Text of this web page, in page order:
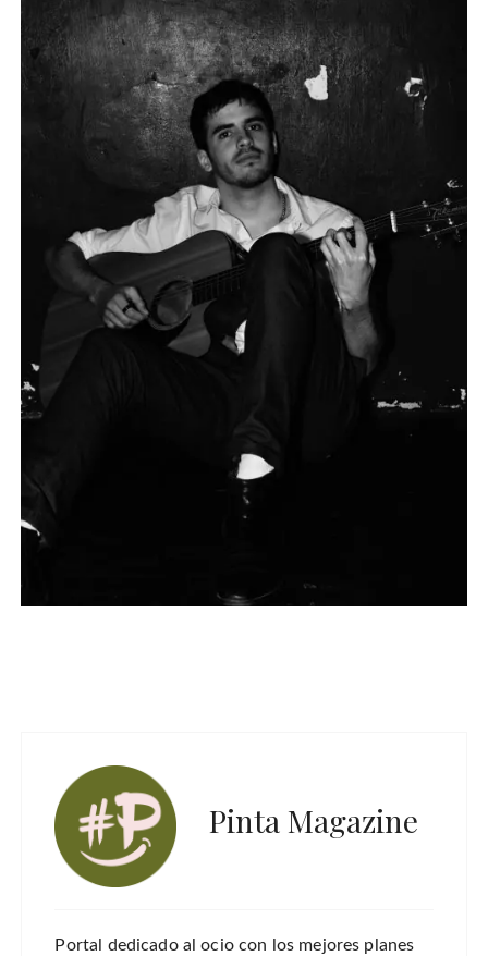
Pinta Magazine
Portal dedicado al ocio con los mejores planes